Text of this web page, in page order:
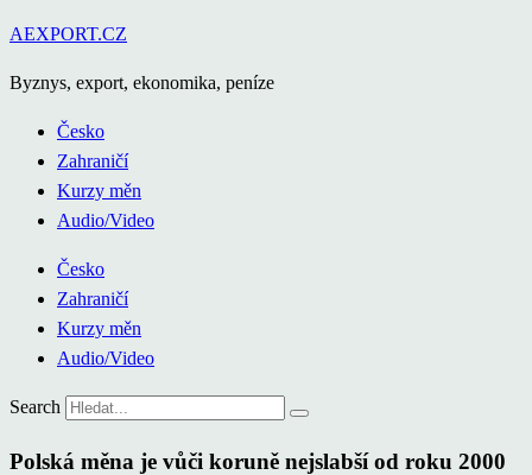
Přejít
obsahu
AEXPORT.CZ
Byznys, export, ekonomika, peníze
Česko
Zahraničí
Kurzy měn
Audio/Video
Česko
Zahraničí
Kurzy měn
Audio/Video
Search
Polská měna je vůči koruně nejslabší od roku 2000